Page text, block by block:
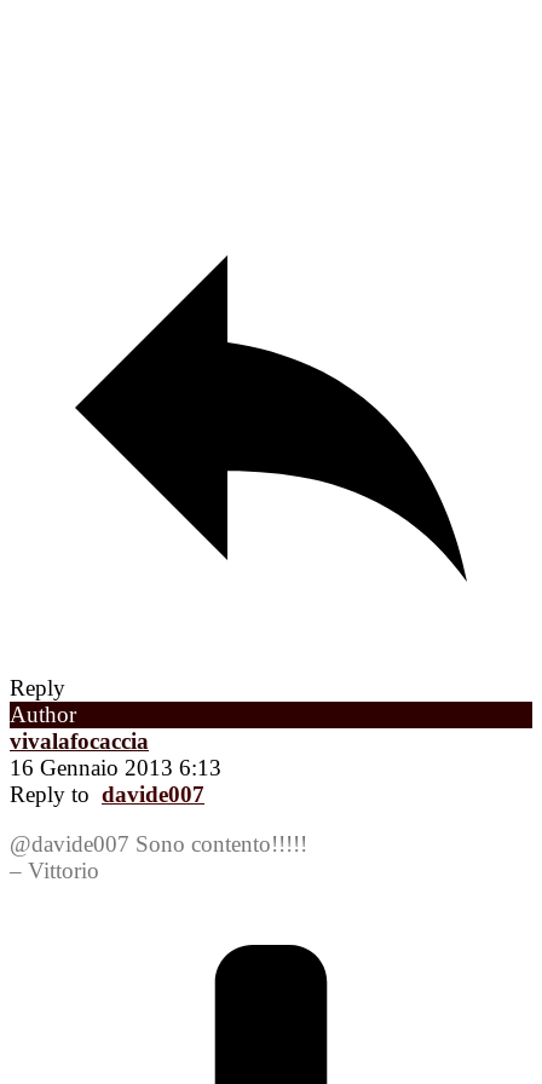
Reply
Author
vivalafocaccia
16 Gennaio 2013 6:13
Reply to davide007
@davide007 Sono contento!!!!!
– Vittorio